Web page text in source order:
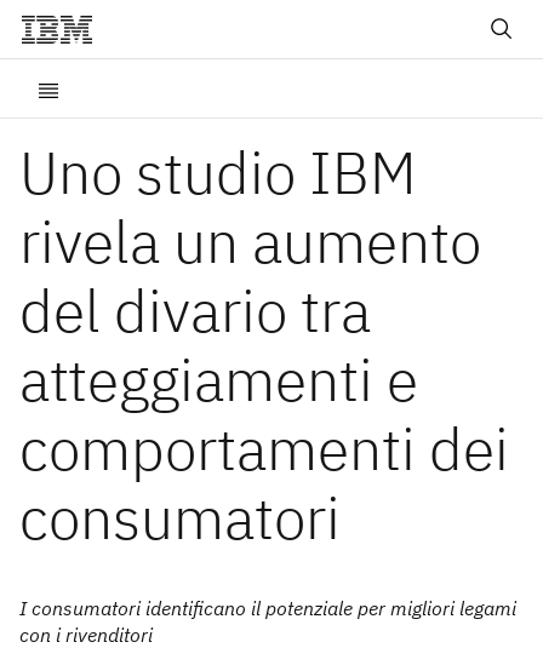
Uno studio IBM
rivela un aumento
del divario tra
atteggiamenti e
comportamenti dei
consumatori
I consumatori identificano il potenziale per migliori legami
con i rivenditori